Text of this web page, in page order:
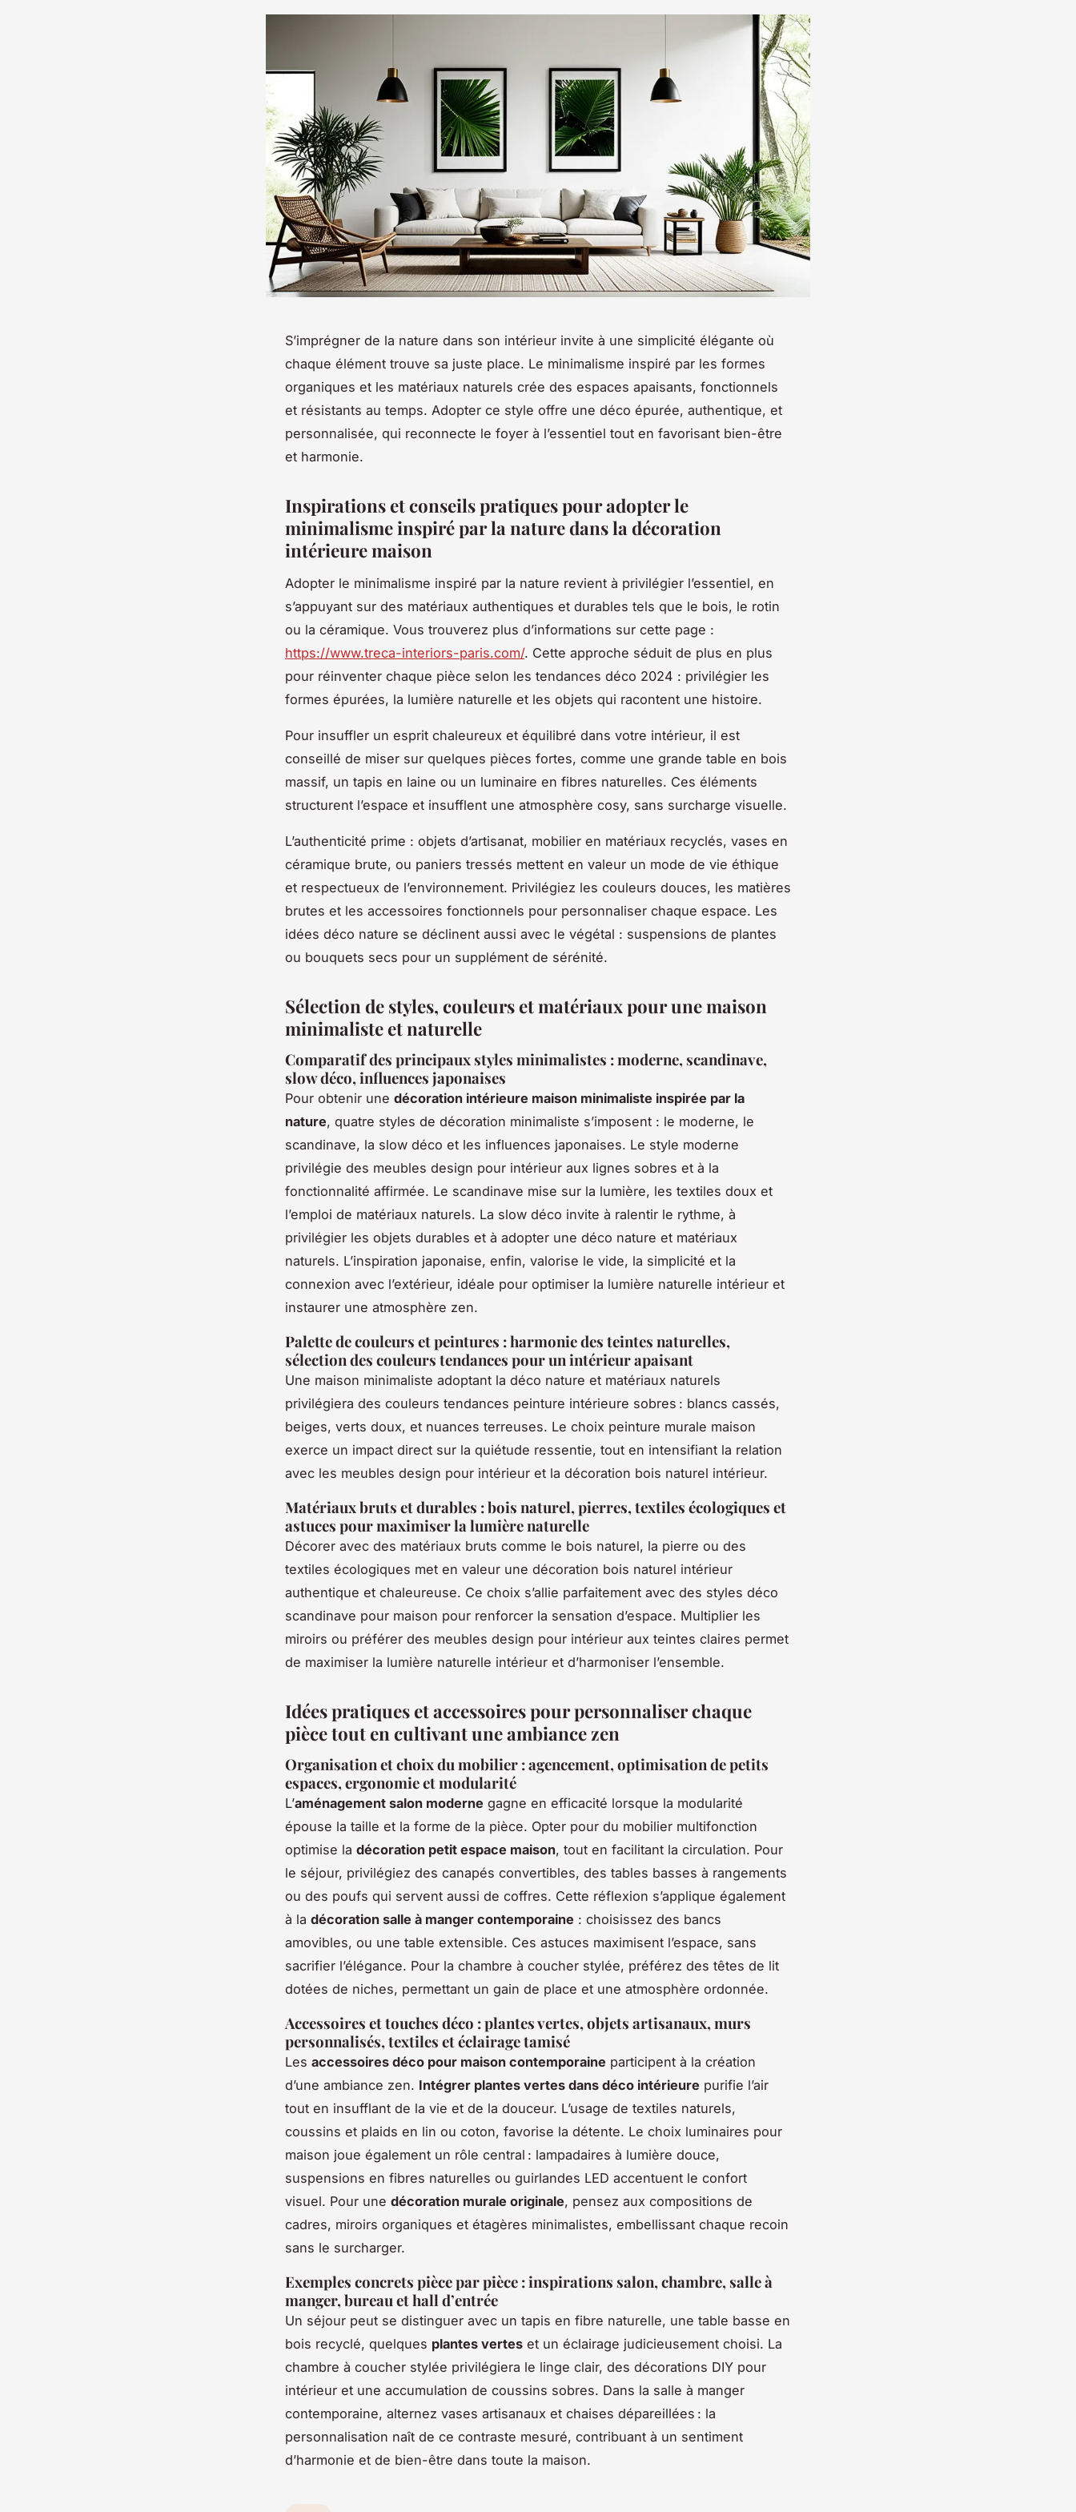
S’imprégner de la nature dans son intérieur invite à une simplicité élégante où
chaque élément trouve sa juste place. Le minimalisme inspiré par les formes
organiques et les matériaux naturels crée des espaces apaisants, fonctionnels
et résistants au temps. Adopter ce style offre une déco épurée, authentique, et
personnalisée, qui reconnecte le foyer à l’essentiel tout en favorisant bien-être
et harmonie.
Inspirations et conseils pratiques pour adopter le
minimalisme inspiré par la nature dans la décoration
intérieure maison
Adopter le minimalisme inspiré par la nature revient à privilégier l’essentiel, en
s’appuyant sur des matériaux authentiques et durables tels que le bois, le rotin
ou la céramique. Vous trouverez plus d’informations sur cette page :
https://www.treca-interiors-paris.com/. Cette approche séduit de plus en plus
pour réinventer chaque pièce selon les tendances déco 2024 : privilégier les
formes épurées, la lumière naturelle et les objets qui racontent une histoire.
Pour insuffler un esprit chaleureux et équilibré dans votre intérieur, il est
conseillé de miser sur quelques pièces fortes, comme une grande table en bois
massif, un tapis en laine ou un luminaire en fibres naturelles. Ces éléments
structurent l’espace et insufflent une atmosphère cosy, sans surcharge visuelle.
L’authenticité prime : objets d’artisanat, mobilier en matériaux recyclés, vases en
céramique brute, ou paniers tressés mettent en valeur un mode de vie éthique
et respectueux de l’environnement. Privilégiez les couleurs douces, les matières
brutes et les accessoires fonctionnels pour personnaliser chaque espace. Les
idées déco nature se déclinent aussi avec le végétal : suspensions de plantes
ou bouquets secs pour un supplément de sérénité.
Sélection de styles, couleurs et matériaux pour une maison
minimaliste et naturelle
Comparatif des principaux styles minimalistes : moderne, scandinave,
slow déco, influences japonaises
Pour obtenir une décoration intérieure maison minimaliste inspirée par la
nature, quatre styles de décoration minimaliste s’imposent : le moderne, le
scandinave, la slow déco et les influences japonaises. Le style moderne
privilégie des meubles design pour intérieur aux lignes sobres et à la
fonctionnalité affirmée. Le scandinave mise sur la lumière, les textiles doux et
l’emploi de matériaux naturels. La slow déco invite à ralentir le rythme, à
privilégier les objets durables et à adopter une déco nature et matériaux
naturels. L’inspiration japonaise, enfin, valorise le vide, la simplicité et la
connexion avec l’extérieur, idéale pour optimiser la lumière naturelle intérieur et
instaurer une atmosphère zen.
Palette de couleurs et peintures : harmonie des teintes naturelles,
sélection des couleurs tendances pour un intérieur apaisant
Une maison minimaliste adoptant la déco nature et matériaux naturels
privilégiera des couleurs tendances peinture intérieure sobres : blancs cassés,
beiges, verts doux, et nuances terreuses. Le choix peinture murale maison
exerce un impact direct sur la quiétude ressentie, tout en intensifiant la relation
avec les meubles design pour intérieur et la décoration bois naturel intérieur.
Matériaux bruts et durables : bois naturel, pierres, textiles écologiques et
astuces pour maximiser la lumière naturelle
Décorer avec des matériaux bruts comme le bois naturel, la pierre ou des
textiles écologiques met en valeur une décoration bois naturel intérieur
authentique et chaleureuse. Ce choix s’allie parfaitement avec des styles déco
scandinave pour maison pour renforcer la sensation d’espace. Multiplier les
miroirs ou préférer des meubles design pour intérieur aux teintes claires permet
de maximiser la lumière naturelle intérieur et d’harmoniser l’ensemble.
Idées pratiques et accessoires pour personnaliser chaque
pièce tout en cultivant une ambiance zen
Organisation et choix du mobilier : agencement, optimisation de petits
espaces, ergonomie et modularité
L’aménagement salon moderne gagne en efficacité lorsque la modularité
épouse la taille et la forme de la pièce. Opter pour du mobilier multifonction
optimise la décoration petit espace maison, tout en facilitant la circulation. Pour
le séjour, privilégiez des canapés convertibles, des tables basses à rangements
ou des poufs qui servent aussi de coffres. Cette réflexion s’applique également
à la décoration salle à manger contemporaine : choisissez des bancs
amovibles, ou une table extensible. Ces astuces maximisent l’espace, sans
sacrifier l’élégance. Pour la chambre à coucher stylée, préférez des têtes de lit
dotées de niches, permettant un gain de place et une atmosphère ordonnée.
Accessoires et touches déco : plantes vertes, objets artisanaux, murs
personnalisés, textiles et éclairage tamisé
Les accessoires déco pour maison contemporaine participent à la création
d’une ambiance zen. Intégrer plantes vertes dans déco intérieure purifie l’air
tout en insufflant de la vie et de la douceur. L’usage de textiles naturels,
coussins et plaids en lin ou coton, favorise la détente. Le choix luminaires pour
maison joue également un rôle central : lampadaires à lumière douce,
suspensions en fibres naturelles ou guirlandes LED accentuent le confort
visuel. Pour une décoration murale originale, pensez aux compositions de
cadres, miroirs organiques et étagères minimalistes, embellissant chaque recoin
sans le surcharger.
Exemples concrets pièce par pièce : inspirations salon, chambre, salle à
manger, bureau et hall d’entrée
Un séjour peut se distinguer avec un tapis en fibre naturelle, une table basse en
bois recyclé, quelques plantes vertes et un éclairage judicieusement choisi. La
chambre à coucher stylée privilégiera le linge clair, des décorations DIY pour
intérieur et une accumulation de coussins sobres. Dans la salle à manger
contemporaine, alternez vases artisanaux et chaises dépareillées : la
personnalisation naît de ce contraste mesuré, contribuant à un sentiment
d’harmonie et de bien-être dans toute la maison.